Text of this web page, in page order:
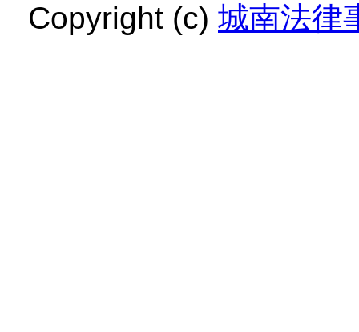
Copyright (c) 城南法律